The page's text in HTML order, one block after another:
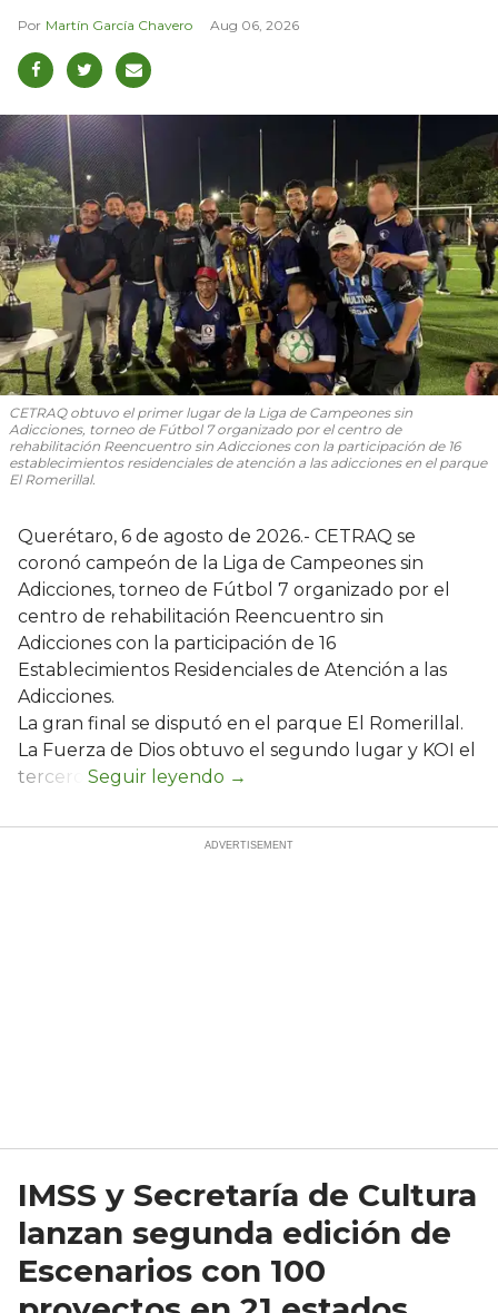
Martín García Chavero Aug 06, 2026
CETRAQ obtuvo el primer lugar de la Liga de Campeones sin
Adicciones, torneo de Fútbol 7 organizado por el centro de
rehabilitación Reencuentro sin Adicciones con la participación de 16
establecimientos residenciales de atención a las adicciones en el parque
El Romerillal.
Querétaro, 6 de agosto de 2026.- CETRAQ se
coronó campeón de la Liga de Campeones sin
Adicciones, torneo de Fútbol 7 organizado por el
centro de rehabilitación Reencuentro sin
Adicciones con la participación de 16
Establecimientos Residenciales de Atención a las
Adicciones.
La gran final se disputó en el parque El Romerillal.
La Fuerza de Dios obtuvo el segundo lugar y KOI el
tercero.
IMSS y Secretaría de Cultura
lanzan segunda edición de
Escenarios con 100